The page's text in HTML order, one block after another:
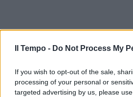
Il Tempo - Do Not Process My
If you wish to opt-out of the sale,
processing of your personal or
targeted advertising by us, please